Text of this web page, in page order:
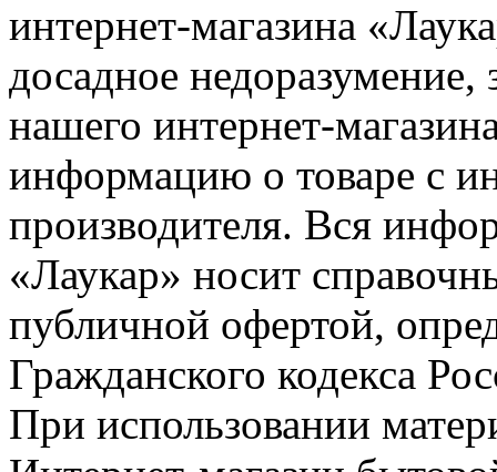
интернет-магазина
досадное недоразумение,
нашего интернет-
информацию о товаре с
производителя. Вся
«Лаукар» носит
публичной офертой,
Гражданского кодекса
При использовании